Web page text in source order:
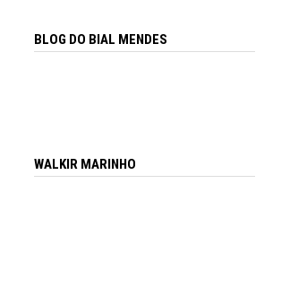
BLOG DO BIAL MENDES
WALKIR MARINHO